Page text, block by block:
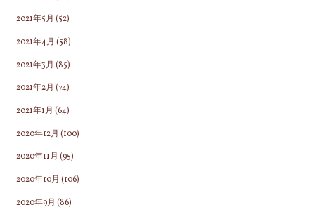
2021年5月 (52)
2021年4月 (58)
2021年3月 (85)
2021年2月 (74)
2021年1月 (64)
2020年12月 (100)
2020年11月 (95)
2020年10月 (106)
2020年9月 (86)